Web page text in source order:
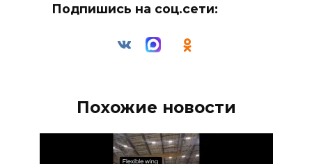
Подпишись на соц.сети:
Похожие новости